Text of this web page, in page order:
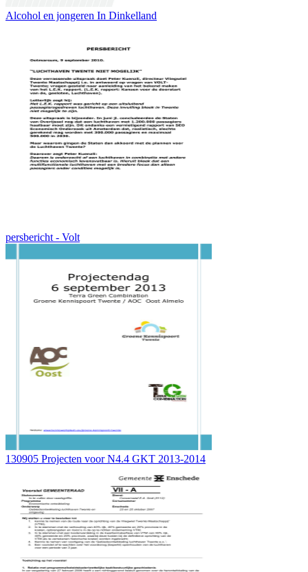
Alcohol en jongeren In Dinkelland
persbericht - Volt
130905 Projecten voor N4.4 GKT 2013-2014